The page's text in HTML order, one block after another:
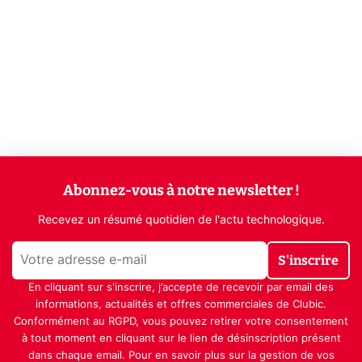
Abonnez-vous à notre newsletter !
Recevez un résumé quotidien de l'actu technologique.
S'inscrire
En cliquant sur s'inscrire, j’accepte de recevoir par email des
informations, actualités et offres commerciales de Clubic.
Conformément au RGPD, vous pouvez retirer votre consentement
à tout moment en cliquant sur le lien de désinscription présent
dans chaque email. Pour en savoir plus sur la gestion de vos